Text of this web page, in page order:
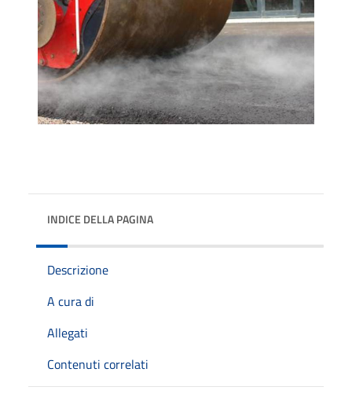
INDICE DELLA PAGINA
Descrizione
A cura di
Allegati
Contenuti correlati